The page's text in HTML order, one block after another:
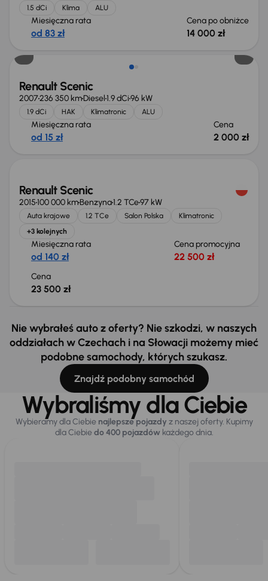
1.5 dCi Klima ALU
Miesięczna rata
od 83 zł
Cena po obniżce
14 000 zł
Renault Scenic
2007236 350 kmDiesel1.9 dCi96 kW
1.9 dCi HAK Klimatronic ALU
Miesięczna rata
od 15 zł
Cena
2 000 zł
Świeżo skupione
Renault Scenic
2015100 000 kmBenzyna1.2 TCe97 kW
Auta krajowe 1.2 TCe Salon Polska
Klimatronic
+3 kolejnych
Miesięczna rata
od 140 zł
Cena promocyjna
22 500 zł
Cena
23 500 zł
Nie wybrałeś auto z oferty? Nie szkodzi, w naszych
oddziałach w Czechach i na Słowacji możemy mieć
podobne samochody, których szukasz.
Znajdź podobny samochód
Wybraliśmy dla Ciebie
Wybieramy dla Ciebie najlepsze pojazdy z naszej oferty. Kupimy
dla Ciebiedo 400 pojazdówkażdego dnia.